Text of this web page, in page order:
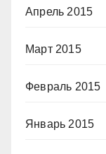
Апрель 2015
Март 2015
Февраль 2015
Январь 2015